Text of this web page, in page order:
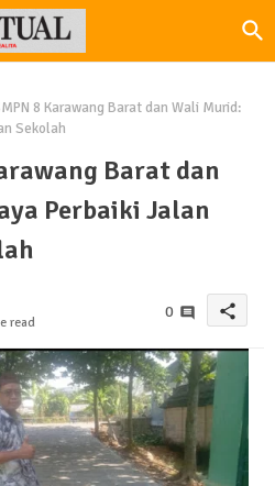
8 Karawang Barat dan Wali Murid:
Sekolah
Barat dan
Perbaiki Jalan
read
0 share